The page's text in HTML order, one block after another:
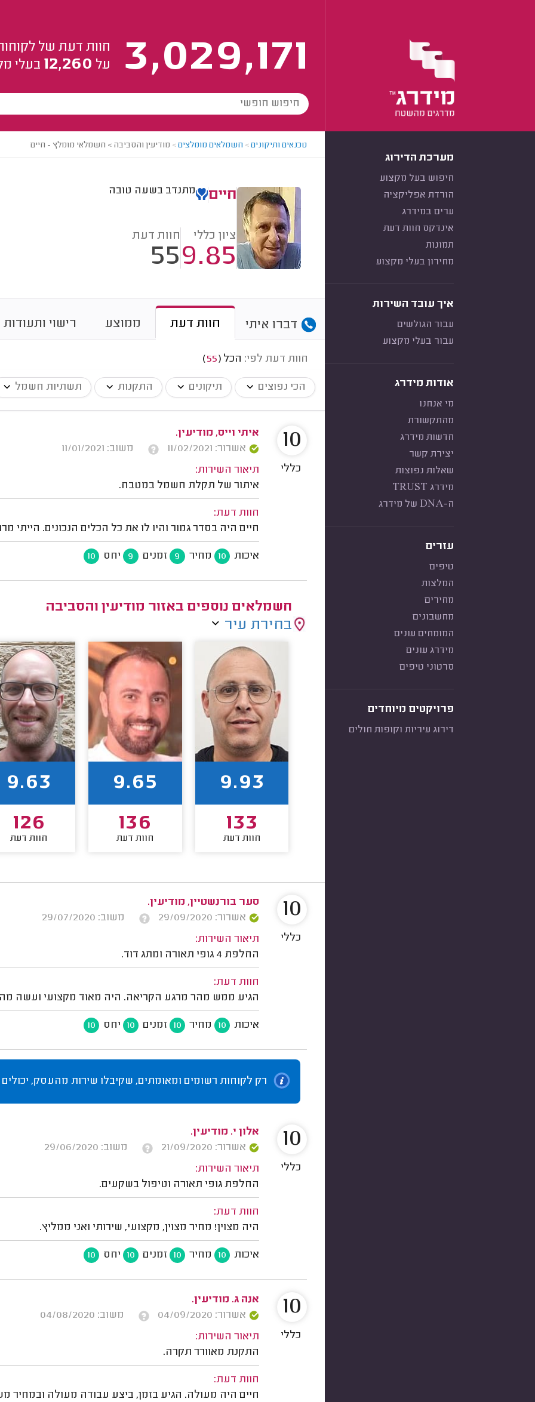
3,029,171
חוות דעת של
על 12,260 בעלי
מערכת הדירוג
חיפוש בעל מקצוע
הורדת אפליקציה
ערים במידרג
אינדקס חוות דעת
תמונות
מחירון בעלי מקצוע
איך עובד השירות
עבור הגולשים
עבור בעלי מקצוע
אודות מידרג
מי אנחנו
מהתקשורת
חדשות מידרג
יצירת קשר
שאלות נפוצות
מידרג TRUST
ה-DNA של מידרג
עזרים
טיפים
המלצות
מחירים
מחשבונים
המומחים עונים
מידרג עונים
סרטוני טיפים
פרויקטים מיוחדים
דירוג עיריות וקופות חולים
טכנאים ותיקונים> חשמלאים מומלצים> מודיעין והסביבה > חשמלאי מומלץ - חיים
חיים מתנדב בשעה טובה
ציון כללי
9.85
חוות דעת
55
דברו איתי חוות דעת ממוצע רישוי ותעודות
חוות דעת לפי: הכל (
55
)
הכי נפוצים תיקונים התקנות תשתיות חשמל
איתי וייס, מודיעין.
אשרור: 11/02/2021
משוב: 11/01/2021
תיאור השירות:
איתור של תקלת חשמל במטבח.
חוות דעת:
חיים היה בסדר גמור והיו לו את כל הכלים הנכונים. הייתי
איכות 10 מחיר 9 זמנים 9 יחס 10
10
כללי
חשמלאים נוספים באזור מודיעין והסביבה
בחירת עיר
9.93
133
חוות דעת
9.65
136
חוות דעת
9.63
126
חוות דעת
סער בורנשטיין, מודיעין.
אשרור: 29/09/2020
משוב: 29/07/2020
תיאור השירות:
החלפת 4 גופי תאורה ומתג דוד.
חוות דעת:
הגיע ממש מהר מרגע הקריאה. היה מאוד מקצועי ועשה
איכות 10 מחיר 10 זמנים 10 יחס 10
10
כללי
רק לקוחות רשומים ומאומתים, שקיבלו שירות מהעסק,
אלון י. מודיעין.
אשרור: 21/09/2020
משוב: 29/06/2020
תיאור השירות:
החלפת גופי תאורה וטיפול בשקעים.
חוות דעת:
היה מצוין! מחיר מצוין, מקצועי, שירותי ואני ממליץ.
איכות 10 מחיר 10 זמנים 10 יחס 10
10
כללי
אנה ג. מודיעין.
אשרור: 04/09/2020
משוב: 04/08/2020
תיאור השירות:
התקנת מאוורר תקרה.
חוות דעת:
חיים היה מעולה. הגיע בזמן, ביצע עבודה מעולה ובמחיר
10
כללי